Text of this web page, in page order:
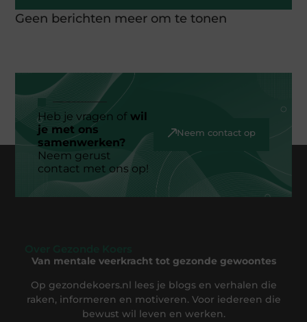
Geen berichten meer om te tonen
Heb je vragen ofwil
je met ons
samenwerken?
Neem gerust
contact met ons op!
Neem contact op
Van mentale veerkracht tot gezonde gewoontes
Op gezondekoers.nl lees je blogs en verhalen die
raken, informeren en motiveren. Voor iedereen die
bewust wil leven en werken.